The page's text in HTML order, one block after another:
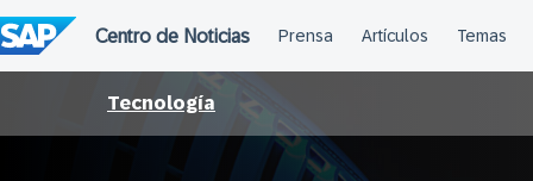
al
contenido
Tecnología